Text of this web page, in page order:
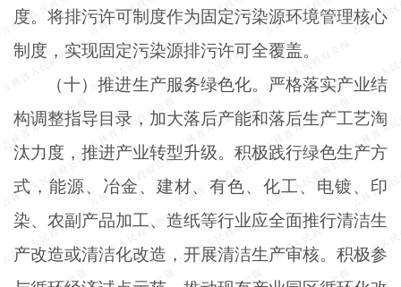
度。将排污许可制度作为固定污染源环境管理核心
制度，实现固定污染源排污许可全覆盖。
（十）推进生产服务绿色化。严格落实产业结
构调整指导目录，加大落后产能和落后生产工艺淘
汰力度，推进产业转型升级。积极践行绿色生产方
式，能源、冶金、建材、有色、化工、电镀、印
染、农副产品加工、造纸等行业应全面推行清洁生
产改造或清洁化改造，开展清洁生产审核。积极参